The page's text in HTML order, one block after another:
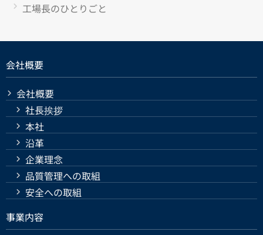
工場長のひとりごと
会社概要
会社概要
社長挨拶
本社
沿革
企業理念
品質管理への取組
安全への取組
事業内容